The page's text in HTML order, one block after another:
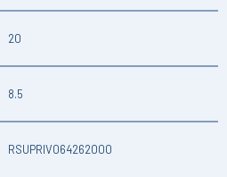
20
8.5
RSUPRIV064262000